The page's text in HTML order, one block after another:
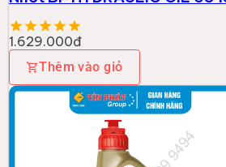
CASTROL
Nhớt Castrol Power1
Thêm vào giỏ